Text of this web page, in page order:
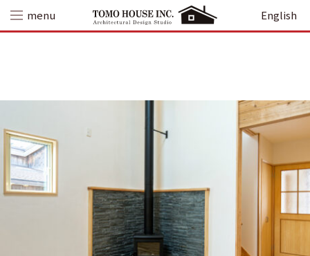
content
menu English